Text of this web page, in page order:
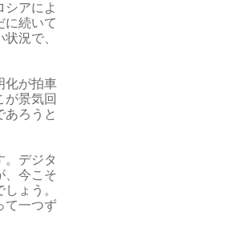
シアによ
に続いて
況で、
化が拍車
が景気回
あろうと
。デジタ
、今こそ
ょう。
て一つず